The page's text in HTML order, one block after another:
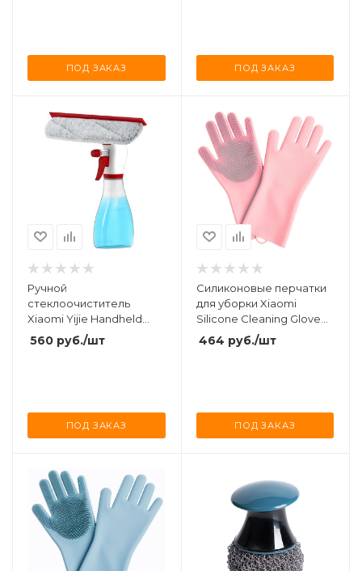
ПОД ЗАКАЗ ПОД ЗАКАЗ
Ручной
стеклоочиститель
Xiaomi Yijie Handheld
Spray Window Wiper (YB-
560 руб./шт
ПОД ЗАКАЗ
Силиконовые перчатки
для уборки Xiaomi
Silicone Cleaning Glove
Pink (HH674)
464 руб./шт
ПОД ЗАКАЗ